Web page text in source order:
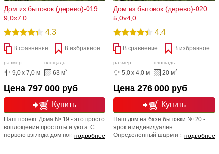
Дом из бытовок (дерево)-019
9,0х7,0
4.3
В сравнение В избранное
размер:
9,0 x 7,0 м
площадь:
63 м2
Купить
Цена 797 000 руб
подробнее
Наш проект Дома № 19 - это просто
воплощение простоты и уюта. С
первого взгляда дом покоряет
Дом из бытовок (дерево)-020
5,0х4,0
4.4
В сравнение В избранное
размер:
5,0 x 4,0 м
площадь:
20 м2
Купить
Цена 276 000 руб
подробнее
Наш дом на базе бытовки № 20 -
ярок и индивидуален.
Определенный шарм и элемент